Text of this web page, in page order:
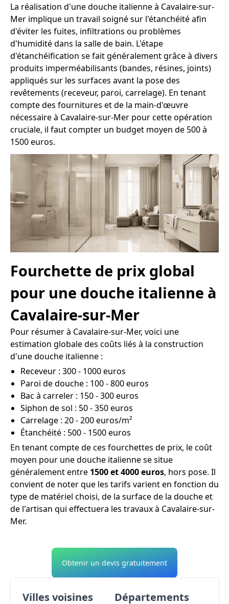
La réalisation d'une douche italienne à Cavalaire-sur-
Mer implique un travail soigné sur l'étanchéité afin
d'éviter les fuites, infiltrations ou problèmes
d'humidité dans la salle de bain. L'étape
d'étanchéification se fait généralement grâce à divers
produits imperméabilisants (bandes, résines, joints)
appliqués sur les surfaces avant la pose des
revêtements (receveur, paroi, carrelage). En tenant
compte des fournitures et de la main-d'œuvre
nécessaire à Cavalaire-sur-Mer pour cette opération
cruciale, il faut compter un budget moyen de 500 à
1500 euros.
Fourchette de prix global
pour une douche italienne à
Cavalaire-sur-Mer
Pour résumer à Cavalaire-sur-Mer, voici une
estimation globale des coûts liés à la construction
d'une douche italienne :
Receveur : 300 - 1000 euros
Paroi de douche : 100 - 800 euros
Bac à carreler : 150 - 300 euros
Siphon de sol : 50 - 350 euros
Carrelage : 20 - 200 euros/m²
Étanchéité : 500 - 1500 euros
En tenant compte de ces fourchettes de prix, le coût
moyen pour une douche italienne se situe
généralement entre 1500 et 4000 euros, hors pose. Il
convient de noter que les tarifs varient en fonction du
type de matériel choisi, de la surface de la douche et
de l'artisan qui effectuera les travaux à Cavalaire-sur-
Mer.
Obtenir un devis gratuitement
Villes voisines Départements